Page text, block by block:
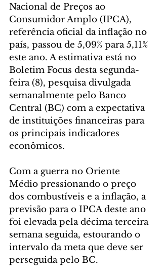
Nacional de Preços ao
Consumidor Amplo (IPCA),
referência oficial da inflação no
país, passou de 5,09% para 5,11%
este ano. A estimativa está no
Boletim Focus desta segunda-
feira (8), pesquisa divulgada
semanalmente pelo Banco
Central (BC) com a expectativa
de instituições financeiras para
os principais indicadores
econômicos.
Com a guerra no Oriente
Médio pressionando o preço
dos combustíveis e a inflação, a
previsão para o IPCA deste ano
foi elevada pela décima terceira
semana seguida, estourando o
intervalo da meta que deve ser
perseguida pelo BC.